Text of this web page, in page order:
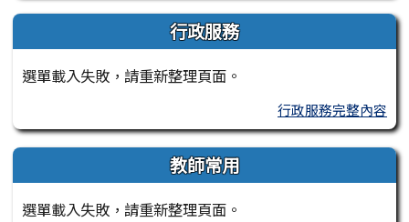
行政服務
選單載入失敗，請重新整理頁面。
行政服務完整內容
教師常用
選單載入失敗，請重新整理頁面。